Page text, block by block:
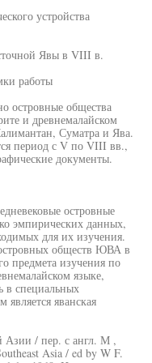
устройства
Явы в VIII в.
работы
островные общества
и древнемалайском
Суматра и Ява.
период с V по VIII вв.,
документы.
островные
эмпирических данных,
для их изучения.
обществ ЮВА в
предмета изучения по
языке,
в специальных
яванская
/ пер. с англ. М ,
Asia / ed by W F.